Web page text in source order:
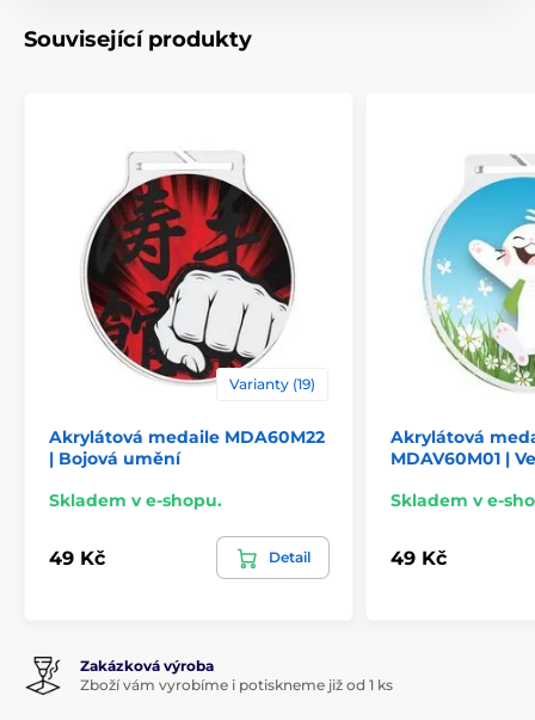
Související produkty
Varianty (19)
Akrylátová medaile MDA60M22
| Bojová umění
Skladem v e-shopu.
49 Kč Detail
Akrylátová
MDAV60M01 |
Skladem v e-
49 Kč
Zakázková výroba
Zboží vám vyrobíme i potiskneme již od 1 ks